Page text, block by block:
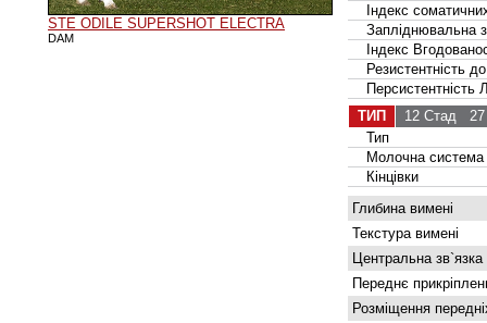
STE ODILE SUPERSHOT ELECTRA
DAM
Індекс
Запліднювальна
Індекс
Резистентність
Персистентність
ТИП
12 Стад 27
Тип
Молочна система
Кінцівки
Глибина вимені
Текстура вимені
Центральна зв`язка
Переднє
Розміщення